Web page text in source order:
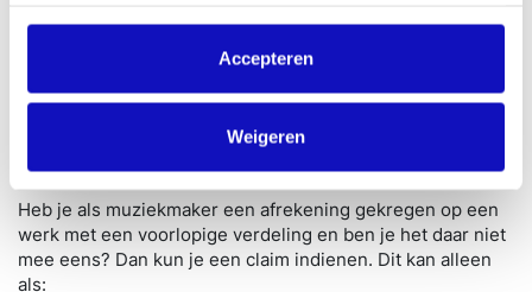
Accepteren
Weigeren
Een claim indienen bij een voorlopige
verdeling
Heb je als muziekmaker een afrekening gekregen op een
werk met een voorlopige verdeling en ben je het daar niet
mee eens? Dan kun je een claim indienen. Dit kan alleen
als: